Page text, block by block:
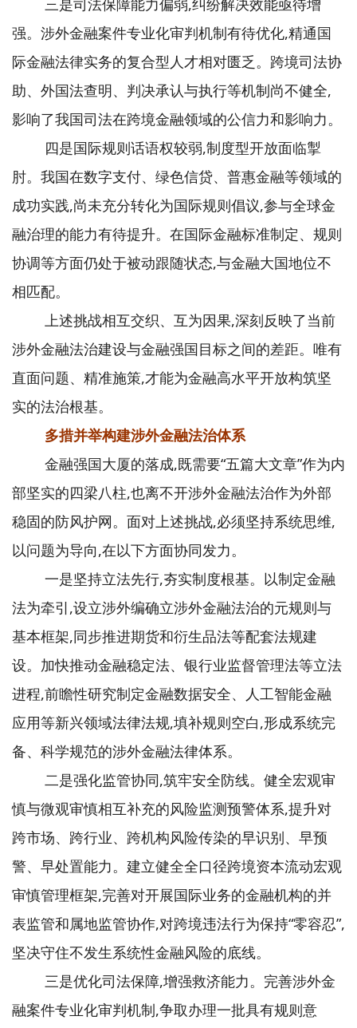
三是司法保障能力偏弱,纠纷解决效能亟待增
强。涉外金融案件专业化审判机制有待优化,精通国
际金融法律实务的复合型人才相对匮乏。跨境司法协
助、外国法查明、判决承认与执行等机制尚不健全,
影响了我国司法在跨境金融领域的公信力和影响力。
四是国际规则话语权较弱,制度型开放面临掣
肘。我国在数字支付、绿色信贷、普惠金融等领域的
成功实践,尚未充分转化为国际规则倡议,参与全球金
融治理的能力有待提升。在国际金融标准制定、规则
协调等方面仍处于被动跟随状态,与金融大国地位不
相匹配。
上述挑战相互交织、互为因果,深刻反映了当前
涉外金融法治建设与金融强国目标之间的差距。唯有
直面问题、精准施策,才能为金融高水平开放构筑坚
实的法治根基。
多措并举构建涉外金融法治体系
金融强国大厦的落成,既需要“五篇大文章”作为内
部坚实的四梁八柱,也离不开涉外金融法治作为外部
稳固的防风护网。面对上述挑战,必须坚持系统思维,
以问题为导向,在以下方面协同发力。
一是坚持立法先行,夯实制度根基。以制定金融
法为牵引,设立涉外编确立涉外金融法治的元规则与
基本框架,同步推进期货和衍生品法等配套法规建
设。加快推动金融稳定法、银行业监督管理法等立法
进程,前瞻性研究制定金融数据安全、人工智能金融
应用等新兴领域法律法规,填补规则空白,形成系统完
备、科学规范的涉外金融法律体系。
二是强化监管协同,筑牢安全防线。健全宏观审
慎与微观审慎相互补充的风险监测预警体系,提升对
跨市场、跨行业、跨机构风险传染的早识别、早预
警、早处置能力。建立健全全口径跨境资本流动宏观
审慎管理框架,完善对开展国际业务的金融机构的并
表监管和属地监管协作,对跨境违法行为保持“零容忍”,
坚决守住不发生系统性金融风险的底线。
三是优化司法保障,增强救济能力。完善涉外金
融案件专业化审判机制,争取办理一批具有规则意